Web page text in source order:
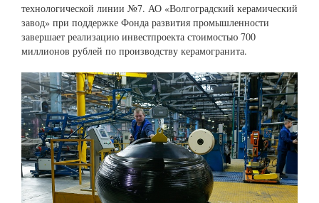
технологической линии №7. АО «Волгоградский керамический
завод» при поддержке Фонда развития промышленности
завершает реализацию инвестпроекта стоимостью 700
миллионов рублей по производству керамогранита.